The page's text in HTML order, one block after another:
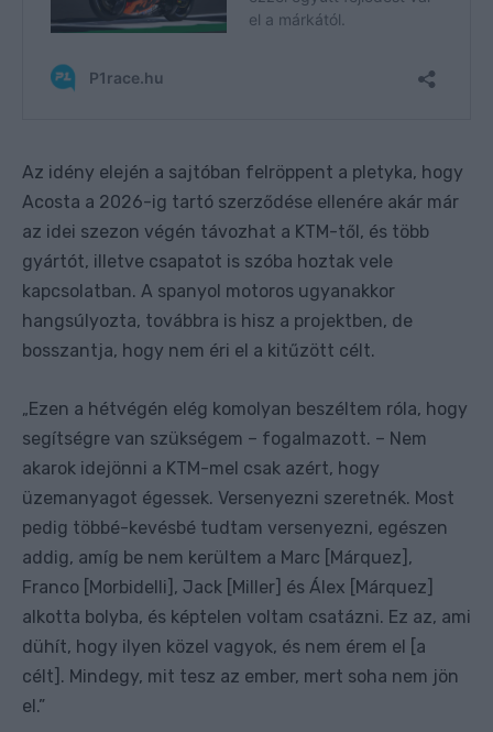
Az idény elején a sajtóban felröppent a pletyka, hogy
Acosta a 2026-ig tartó szerződése ellenére akár már
az idei szezon végén távozhat a KTM-től, és több
gyártót, illetve csapatot is szóba hoztak vele
kapcsolatban. A spanyol motoros ugyanakkor
hangsúlyozta, továbbra is hisz a projektben, de
bosszantja, hogy nem éri el a kitűzött célt.
„Ezen a hétvégén elég komolyan beszéltem róla, hogy
segítségre van szükségem – fogalmazott. – Nem
akarok idejönni a KTM-mel csak azért, hogy
üzemanyagot égessek. Versenyezni szeretnék. Most
pedig többé-kevésbé tudtam versenyezni, egészen
addig, amíg be nem kerültem a Marc [Márquez],
Franco [Morbidelli], Jack [Miller] és Álex [Márquez]
alkotta bolyba, és képtelen voltam csatázni. Ez az, ami
dühít, hogy ilyen közel vagyok, és nem érem el [a
célt]. Mindegy, mit tesz az ember, mert soha nem jön
el.”